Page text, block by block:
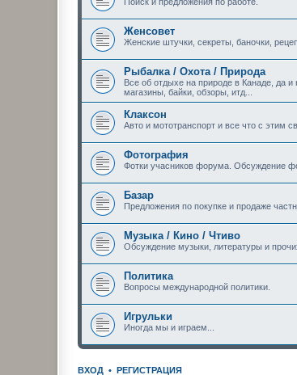
Женсовет
Женские штучки, секреты, баночки,
Рыбалка / Охота / Природа
Все об отдыхе на природе в Канаде, да
магазины, байки, обзоры, итд...
Клаксон
Авто и мототранспорт и все что с этим
Фотография
Фотки учасников форума. Обсуждение
Базар
Предложения по покупке и продаже
Музыка / Кино / Чтиво
Обсуждение музыки, литературы и
Политика
Вопросы международной политики.
Игрульки
Иногда мы и играем...
ВХОД • РЕГИСТРАЦИЯ